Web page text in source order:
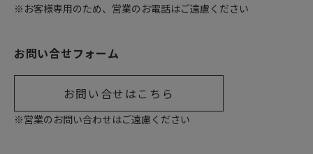
※お客様専用のため、営業のお電話はご遠慮ください
お問い合せフォーム
お問い合せはこちら
※営業のお問い合わせはご遠慮ください